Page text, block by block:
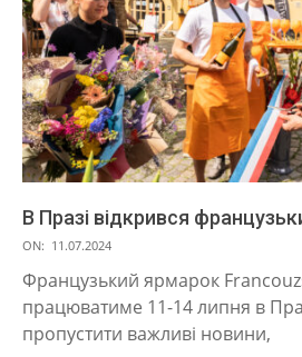
В Празі відкрився
2024-
07-
11
ON: 11.07.2024
Французький ярмарок
працюватиме 11-14 липня в
пропустити важливі новини,